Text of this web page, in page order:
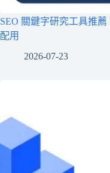
SEO 關鍵字研究工具推
配用
2026-07-23